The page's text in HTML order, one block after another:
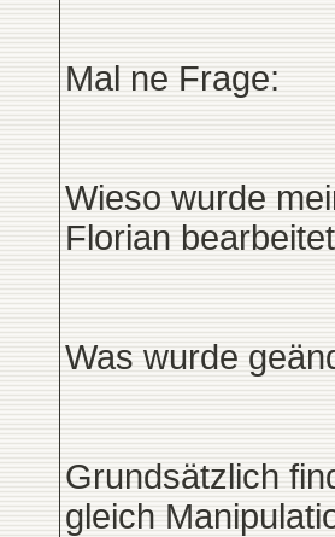
Mal ne Frage:
Wieso wurde
Florian
Was wurde
Grundsätzlich
gleich